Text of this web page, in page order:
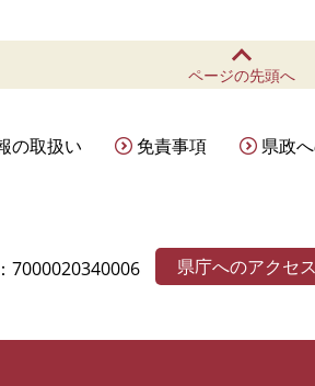
ページの先頭へ
の取扱い 免責事項 県政
7000020340006 県庁へのアクセス